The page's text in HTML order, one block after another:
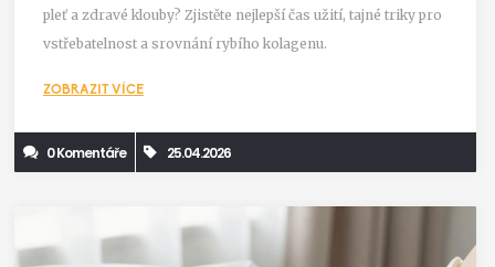
pleť a zdravé klouby? Zjistěte nejlepší čas užití, tajné triky pro
vstřebatelnost a srovnání rybího kolagenu.
ZOBRAZIT VÍCE
0 Komentáře 25.04.2026